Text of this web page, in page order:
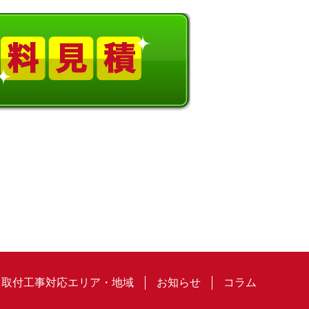
取付工事対応エリア・地域 お知らせ コラム